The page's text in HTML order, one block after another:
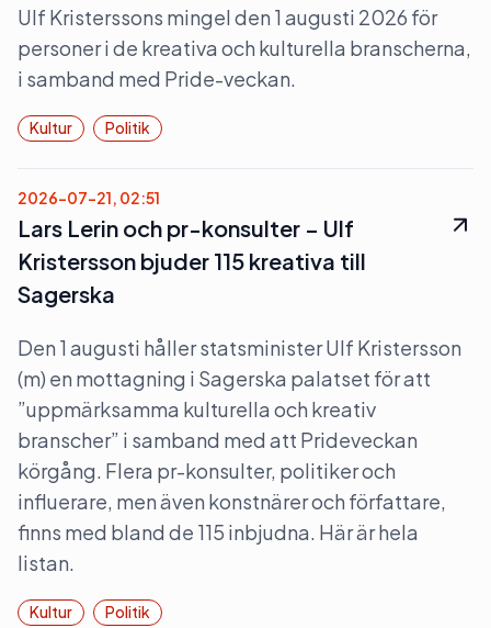
Ulf Kristerssons mingel den 1 augusti 2026 för
personer i de kreativa och kulturella branscherna,
i samband med Pride-veckan.
Kultur Politik
2026-07-21, 02:51
Lars Lerin och pr-konsulter – Ulf
Kristersson bjuder 115 kreativa till
Sagerska
Den 1 augusti håller statsminister Ulf Kristersson
(m) en mottagning i Sagerska palatset för att
”uppmärksamma kulturella och kreativ
branscher” i samband med att Prideveckan
körgång. Flera pr-konsulter, politiker och
influerare, men även konstnärer och författare,
finns med bland de 115 inbjudna. Här är hela
listan.
Kultur Politik